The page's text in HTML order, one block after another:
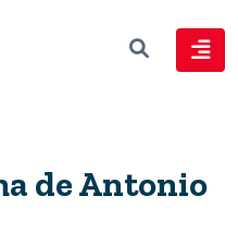
de Antonio